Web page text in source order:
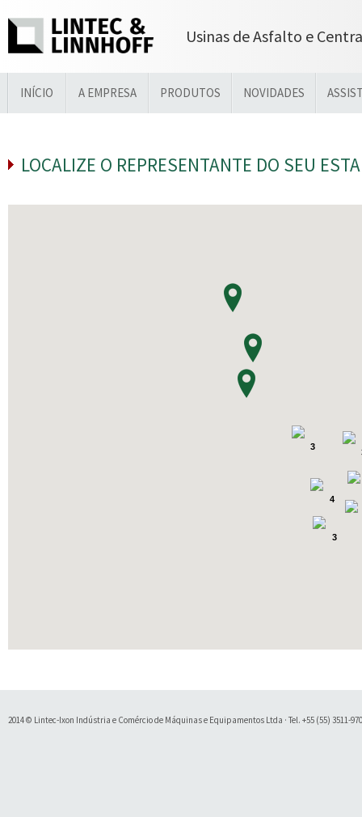
Usinas de Asfalto e
INÍCIO A EMPRESA PRODUTOS NOVIDADES
LOCALIZE O REPRESENTANTE DO SEU
3
4
3
2014 © Lintec-Ixon Indústria e Comércio de Máquinas e Equipamentos Ltda · Tel. +55 (55) 3511-